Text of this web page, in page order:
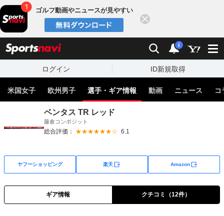
ゴルフ動画やニュースが見やすい
検索 通知
i
ログイン ID新規取得
米国女子 欧州男子 選手・ギア情報 動画 ニュース コ
ベンタス TR レッド
藤倉コンポジット
総合評価： ★★★★★★☆ 6.1
ヤフーショッピング 楽天 Amazon
ギア情報 クチコミ（12件）